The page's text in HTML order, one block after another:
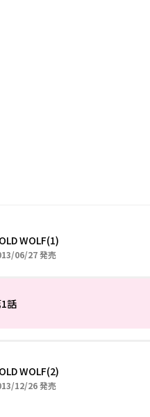
WOLF(1)
06/272013年06月27日
発売
話
WOLF(2)
12/262013年12月26日
発売